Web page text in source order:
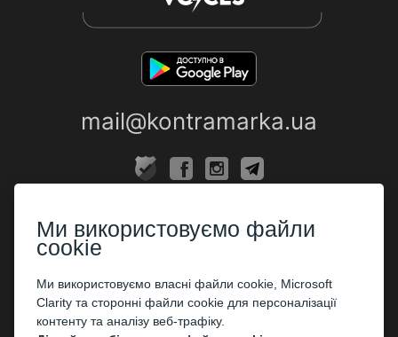
mail@kontramarka.ua
Каси
ПАРТНЕРАМ
Організаторам
Ми використовуємо файли
cookie
Ми використовуємо власні файли cookie, Microsoft
Clarity та сторонні файли cookie для персоналізації
контенту та аналізу веб-трафіку.